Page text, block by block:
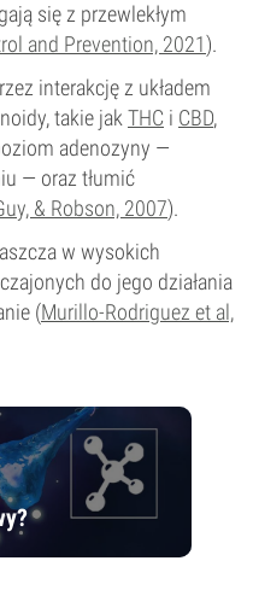
się z przewlekłym
and Prevention, 2021).
interakcję z układem
takie jak THC i CBD,
adenozyny —
— oraz tłumić
& Robson, 2007).
w wysokich
do jego działania
(Murillo-Rodriguez et al,